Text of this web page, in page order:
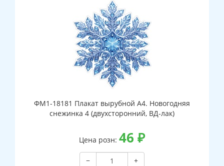
ФМ1-18181 Плакат вырубной А4. Новогодняя
снежинка 4 (двухсторонний, ВД-лак)
Цена розн: 46 ₽
−
+